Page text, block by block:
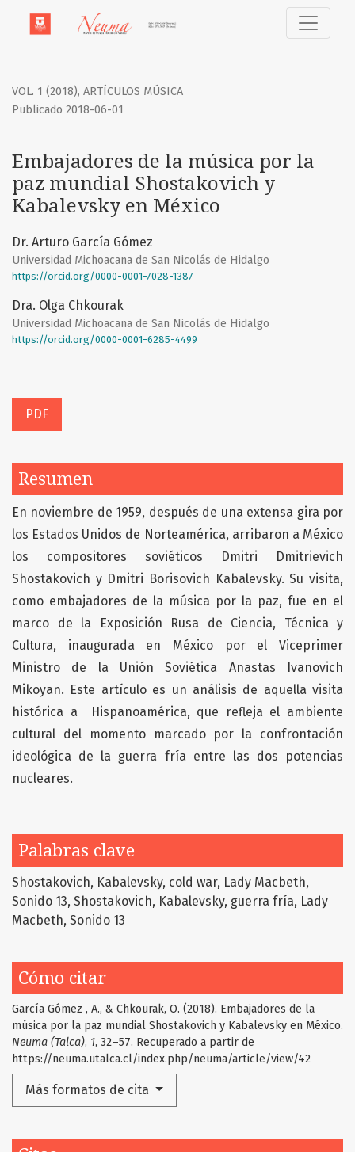
Embajadores de la música por la paz mundial
VOL. 1 (2018), ARTÍCULOS MÚSICA
Embajadores de la música por la
paz mundial Shostakovich y
Kabalevsky en México
Publicado 2018-06-01
Dr. Arturo García Gómez
Universidad Michoacana de San Nicolás de Hidalgo
https://orcid.org/0000-0001-7028-1387
Dra. Olga Chkourak
Universidad Michoacana de San Nicolás de Hidalgo
https://orcid.org/0000-0001-6285-4499
PDF
Palabras clave
Shostakovich Kabalevsky cold war Lady Macbeth
Sonido 13 Shostakovich Kabalevsky guerra fría Lady
Macbeth Sonido 13
Cómo citar
García Gómez , A., & Chkourak, O. (2018). Embajadores de la
música por la paz mundial Shostakovich y Kabalevsky en México.
Neuma (Talca), 1, 32–57. Recuperado a partir de
https://neuma.utalca.cl/index.php/neuma/article/view/42
Más formatos de cita
Resumen
En noviembre de 1959, después de una extensa gira por
los Estados Unidos de Norteamérica, arribaron a México
los compositores soviéticos Dmitri Dmitrievich
Shostakovich y Dmitri Borisovich Kabalevsky. Su visita,
como embajadores de la música por la paz, fue en el
marco de la Exposición Rusa de Ciencia, Técnica y
Cultura, inaugurada en México por el Viceprimer
Ministro de la Unión Soviética Anastas Ivanovich
Mikoyan. Este artículo es un análisis de aquella visita
histórica a Hispanoamérica, que refleja el ambiente
cultural del momento marcado por la confrontación
ideológica de la guerra fría entre las dos potencias
nucleares.